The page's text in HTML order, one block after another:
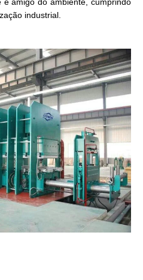
amigo do ambiente, cumprindo
industrial.